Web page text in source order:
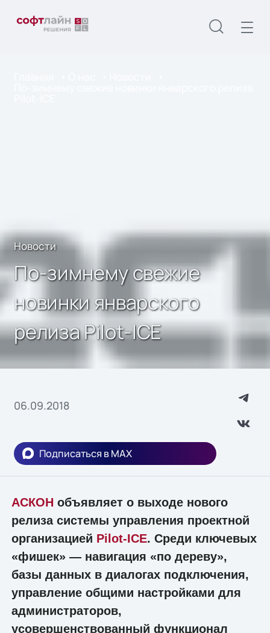
Новости
По-зимнему свежие
новинки январского
релиза Pilot-ICE
06.09.2018
Подписаться в MAX
АСКОН объявляет о выходе нового
релиза системы управления проектной
организацией Pilot-ICE. Среди ключевых
«фишек» — навигация «по дереву»,
базы данных в диалогах подключения,
управление общими настройками для
администраторов,
усовершенствованный функционал